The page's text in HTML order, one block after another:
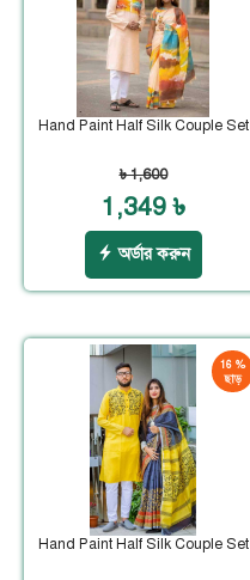
Hand Paint Half Silk Couple Set
৳ 1,600
1,349 ৳
অর্ডার করুন
16 %
ছাড়
Hand Paint Half Silk Couple Set